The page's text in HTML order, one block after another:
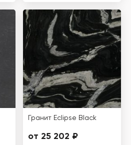
Гранит Eclipse Black
от 25 202 ₽